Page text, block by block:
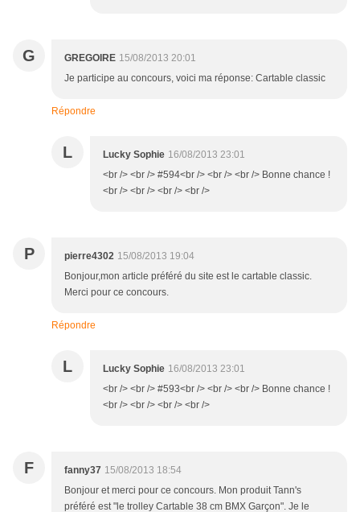
G GREGOIRE 15/08/2013 20:01
Je participe au concours, voici ma réponse: Cartable classic
Répondre
L Lucky Sophie 16/08/2013 23:01
<br /> <br /> #594<br /> <br /> <br /> Bonne chance !
<br /> <br /> <br /> <br />
P pierre4302 15/08/2013 19:04
Bonjour,mon article préféré du site est le cartable classic.
Merci pour ce concours.
Répondre
L Lucky Sophie 16/08/2013 23:01
<br /> <br /> #593<br /> <br /> <br /> Bonne chance !
<br /> <br /> <br /> <br />
F fanny37 15/08/2013 18:54
Bonjour et merci pour ce concours. Mon produit Tann's
préféré est "le trolley Cartable 38 cm BMX Garçon". Je le